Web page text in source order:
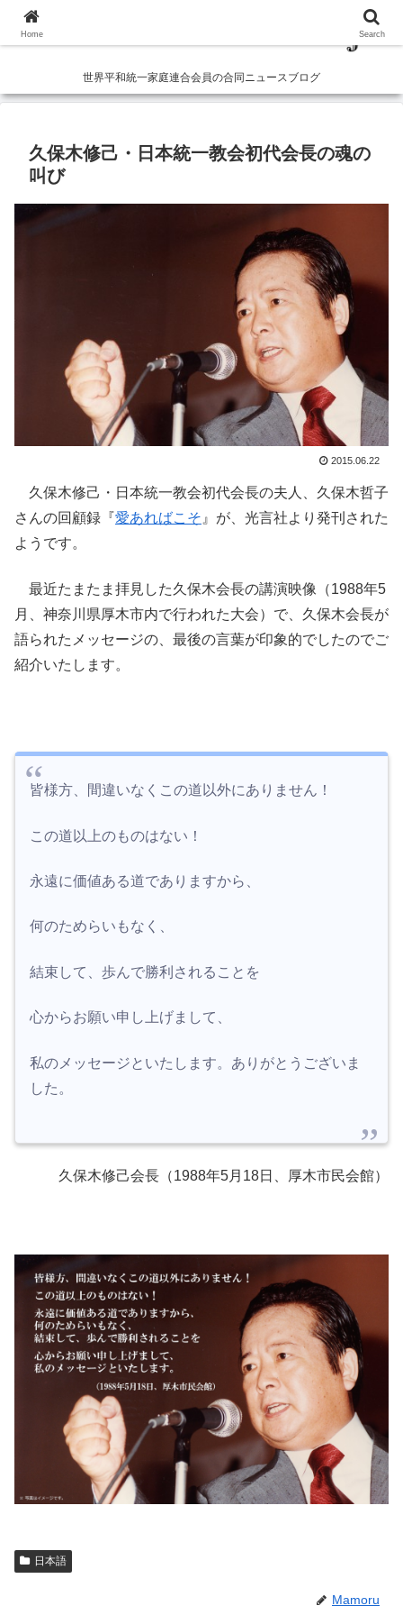
世界平和統一家庭連合会員の合同ニュースブログ
久保木修己・日本統一教会初代会長の魂の
叫び
2015.06.22
久保木修己・日本統一教会初代会長の夫人、久保木哲子
さんの回顧録『愛あればこそ 』が、光言社より発刊された
ようです。
最近たまたま拝見した久保木会長の講演映像（1988年5
月、神奈川県厚木市内で行われた大会）で、久保木会長が
語られたメッセージの、最後の言葉が印象的でしたのでご
紹介いたします。
皆様方、間違いなくこの道以外にありません！
この道以上のものはない！
永遠に価値ある道でありますから、
何のためらいもなく、
結束して、歩んで勝利されることを
心からお願い申し上げまして、
私のメッセージといたします。ありがとうございま
した。
久保木修己会長（1988年5月18日、厚木市民会館）
日本語
Mamoru
Home Search